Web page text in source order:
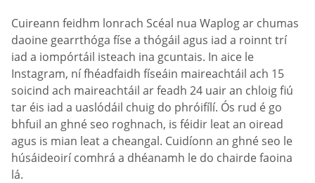
Cuireann feidhm lonrach Scéal nua Waplog ar chumas
daoine gearrthóga físe a thógáil agus iad a roinnt trí
iad a iompórtáil isteach ina gcuntais. In aice le
Instagram, ní fhéadfaidh físeáin maireachtáil ach 15
soicind ach maireachtáil ar feadh 24 uair an chloig fiú
tar éis iad a uaslódáil chuig do phróifílí. Ós rud é go
bhfuil an ghné seo roghnach, is féidir leat an oiread
agus is mian leat a cheangal. Cuidíonn an ghné seo le
húsáideoirí comhrá a dhéanamh le do chairde faoina
lá.